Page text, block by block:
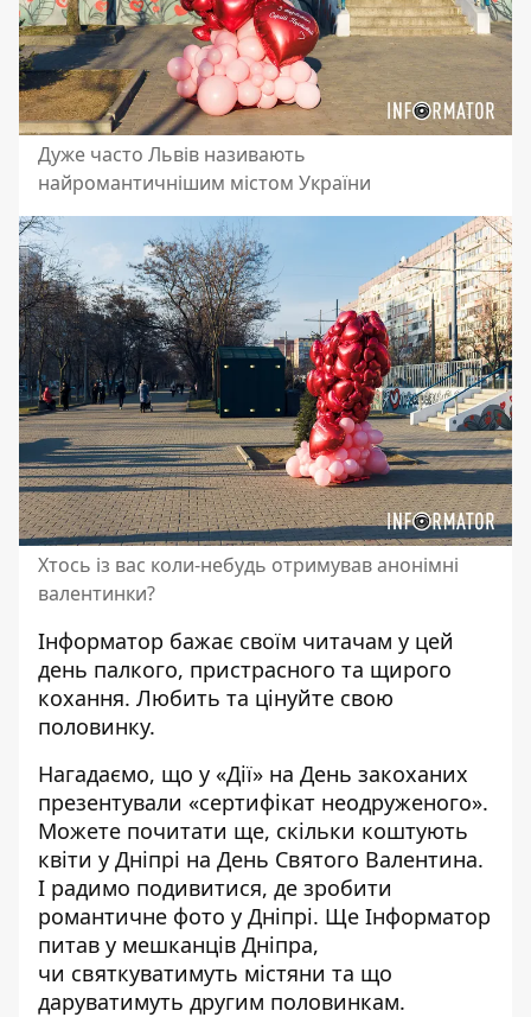
Дуже часто Львів називають
найромантичнішим містом України
Хтось із вас коли-небудь отримував анонімні
валентинки?
Інформатор бажає своїм читачам у цей
день палкого, пристрасного та щирого
кохання. Любить та цінуйте свою
половинку.
Нагадаємо, що у «Дії» на День закоханих
презентували «сертифікат неодруженого».
Можете почитати ще, скільки коштують
квіти у Дніпрі на День Святого Валентина.
І радимо подивитися, де зробити
романтичне фото у Дніпрі. Ще Інформатор
питав у мешканців Дніпра,
чи святкуватимуть містяни та що
даруватимуть другим половинкам.